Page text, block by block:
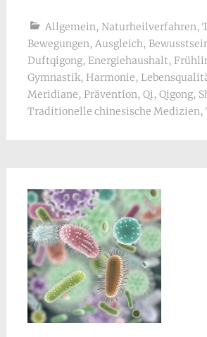
Allgemein, Naturheilverfahren,
Bewegungen, Ausgleich,
Duftqigong, Energiehaushalt,
Gymnastik, Harmonie,
Meridiane, Prävention, Qi, Qigong,
Traditionelle chinesische Medizien,